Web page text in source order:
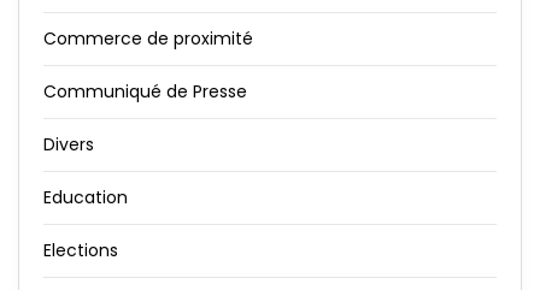
Commerce de proximité
Communiqué de Presse
Divers
Education
Elections